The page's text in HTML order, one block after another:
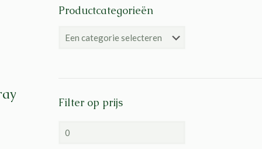
Productcategorieën
Filter op prijs